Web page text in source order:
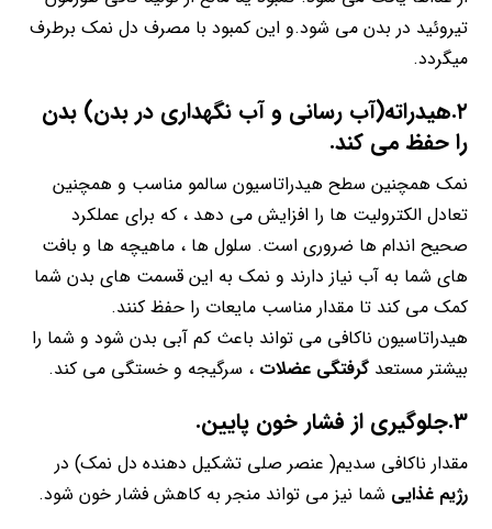
تیروئید در بدن می شود.و این کمبود با مصرف دل نمک برطرف
میگردد.
۲.هیدراته(آب رسانی و آب نگهداری در بدن) بدن
را حفظ می کند.
نمک همچنین سطح هیدراتاسیون سالمو مناسب و همچنین
تعادل الکترولیت ها را افزایش می دهد ، که برای عملکرد
صحیح اندام ها ضروری است. سلول ها ، ماهیچه ها و بافت
های شما به آب نیاز دارند و نمک به این قسمت های بدن شما
کمک می کند تا مقدار مناسب مایعات را حفظ کنند.
هیدراتاسیون ناکافی می تواند باعث کم آبی بدن شود و شما را
بیشتر مستعدگرفتگی عضلات ، سرگیجه و خستگی می کند.
3.جلوگیری از فشار خون پایین.
مقدار ناکافی سدیم( عنصر صلی تشکیل دهنده دل نمک) در
رژیم غذایی شما نیز می تواند منجر به کاهش فشار خون شود.